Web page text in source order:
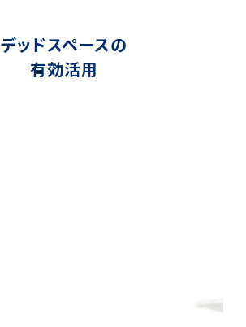
デッドスペースの
有効活用